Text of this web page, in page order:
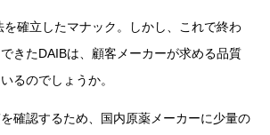
確立したマナック。しかし、これで終わ
きたDAIBは、顧客メーカーが求める品質
るのでしょうか。
確認するため、国内原薬メーカーに少量の